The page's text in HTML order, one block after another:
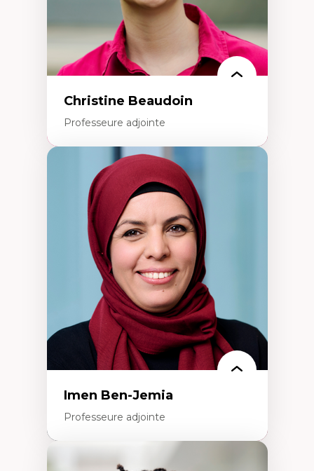
Christine Beaudoin
Professeure adjointe
Expertises
Méthodes de recherche
Acteurs plus qu'humains
Approches socio-écologiques
Conservation de la biodiversité
Collaboration et méthodes participatives
Études des sciences
Relations humain-environnement
Transdisciplinarité
Imen Ben-Jemia
Professeure adjointe
Expertises